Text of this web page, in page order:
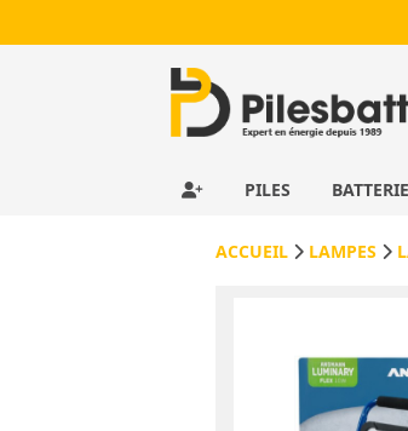
PILES
ACCUEIL LAMPES